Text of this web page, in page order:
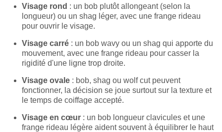
Visage rond : un bob plutôt allongeant (selon la
longueur) ou un shag léger, avec une frange rideau
pour ouvrir le visage.
Visage carré : un bob wavy ou un shag qui apporte du
mouvement, avec une frange rideau pour casser la
rigidité d'une ligne trop droite.
Visage ovale : bob, shag ou wolf cut peuvent
fonctionner, la décision se joue surtout sur la texture et
le temps de coiffage accepté.
Visage en cœur : un bob longueur clavicules et une
frange rideau légère aident souvent à équilibrer le haut